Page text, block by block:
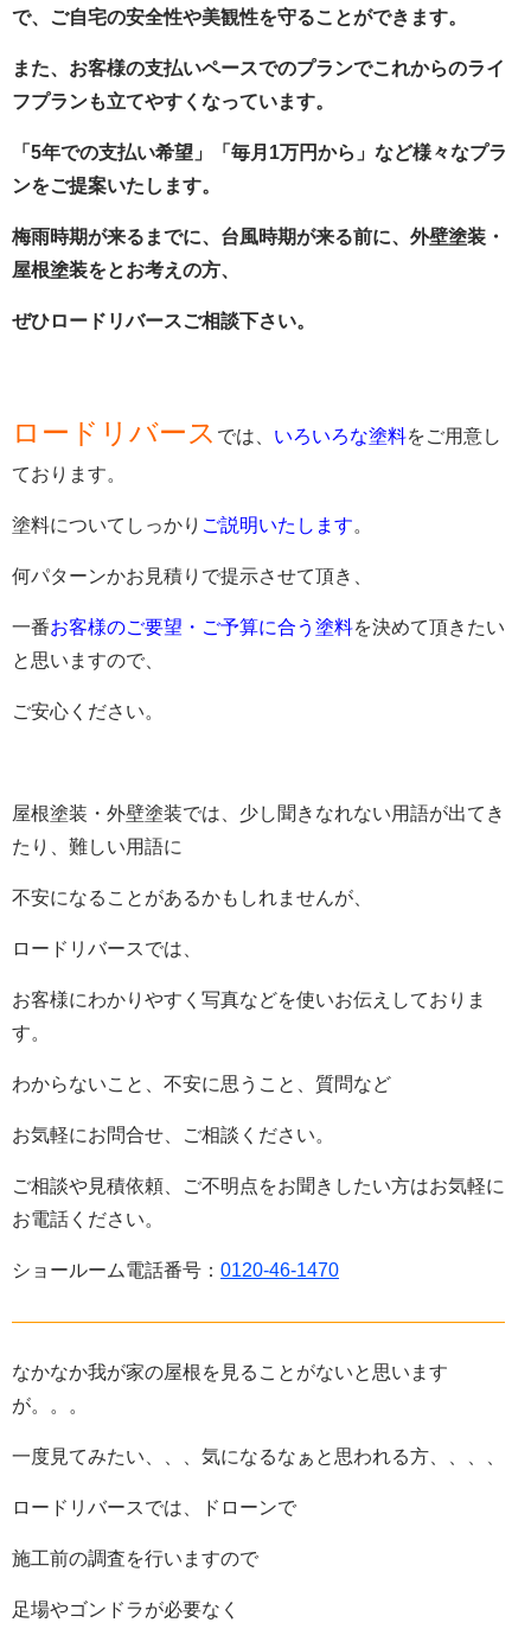
で、ご自宅の安全性や美観性を守ることができます。
また、お客様の支払いペースでのプランでこれからのライ
フプランも立てやすくなっています。
「5年での支払い希望」「毎月1万円から」など様々なプラ
ンをご提案いたします。
梅雨時期が来るまでに、台風時期が来る前に、外壁塗装・
屋根塗装をとお考えの方、
ぜひロードリバースご相談下さい。
ロードリバース では、 いろいろな塗料をご用意し
ております。
塗料についてしっかり ご説明いたします。
何パターンかお見積りで提示させて頂き、
一番お客様のご要望・ご予算に合う塗料を決めて頂きたい
と思いますので、
ご安心ください。
屋根塗装・外壁塗装では、少し聞きなれない用語が出てき
たり、難しい用語に
不安になることがあるかもしれませんが、
ロードリバースでは、
お客様にわかりやすく写真などを使いお伝えしておりま
す。
わからないこと、不安に思うこと、質問など
お気軽にお問合せ、ご相談ください。
ご相談や見積依頼、ご不明点をお聞きしたい方はお気軽に
お電話ください。
ショールーム電話番号： 0120-46-1470
——————————————————————————
なかなか我が家の屋根を見ることがないと思います
が。。。
一度見てみたい、、、気になるなぁと思われる方、、、、
ロードリバースでは、ドローンで
施工前の調査を行いますので
足場やゴンドラが必要なく